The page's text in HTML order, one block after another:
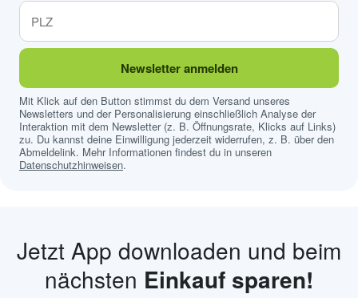
Newsletter anmelden
Mit Klick auf den Button stimmst du dem Versand unseres
Newsletters und der Personalisierung einschließlich Analyse der
Interaktion mit dem Newsletter (z. B. Öffnungsrate, Klicks auf Links)
zu. Du kannst deine Einwilligung jederzeit widerrufen, z. B. über den
Abmeldelink. Mehr Informationen findest du in unseren
Datenschutzhinweisen.
Jetzt App downloaden und beim
nächsten Einkauf sparen!